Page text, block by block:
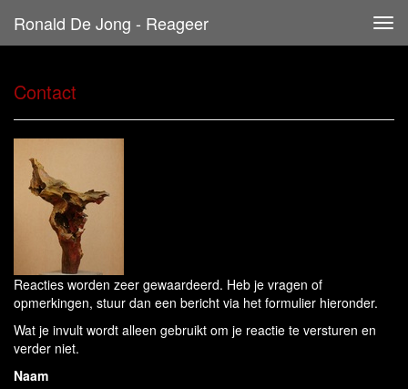
Ronald De Jong - Reageer
Contact
Reacties worden zeer gewaardeerd. Heb je vragen of
opmerkingen, stuur dan een bericht via het formulier hieronder.
Wat je invult wordt alleen gebruikt om je reactie te versturen en
verder niet.
Naam